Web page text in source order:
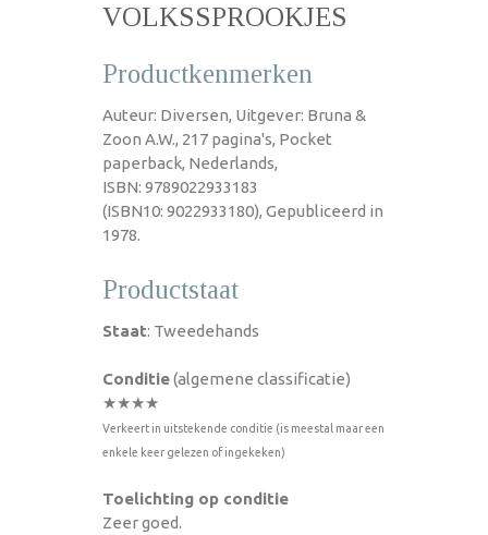
VOLKSSPROOKJES
Productkenmerken
Auteur: Diversen, Uitgever: Bruna &
Zoon A.W., 217 pagina's, Pocket
paperback, Nederlands,
ISBN: 9789022933183
(ISBN10: 9022933180), Gepubliceerd in
1978.
Productstaat
Staat: Tweedehands
Conditie(algemene classificatie)
★★★★
Verkeert in uitstekende conditie (is meestal maar een
enkele keer gelezen of ingekeken)
Toelichting op conditie
Zeer goed.